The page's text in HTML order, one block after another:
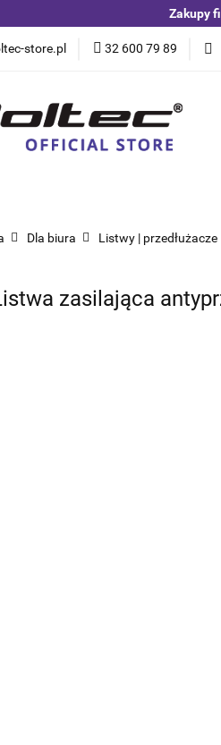
Zakupy
store.pl 32 600 79 89
Kategorie
Dla biura Listwy | przedłużacze
zasilająca